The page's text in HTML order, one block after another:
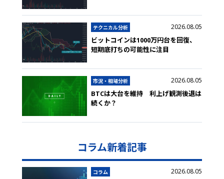
テクニカル分析 2026.08.05
ビットコインは1000万円台を回復、
短期底打ちの可能性に注目
市況・相場分析 2026.08.05
BTCは大台を維持 利上げ観測後退は
続くか？
コラム新着記事
コラム 2026.08.05